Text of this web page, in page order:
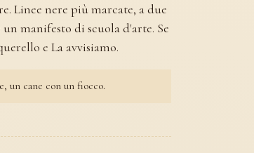
Linee nere più marcate, a due
manifesto di scuola d'arte. Se
e La avvisiamo.
un cane con un fiocco.